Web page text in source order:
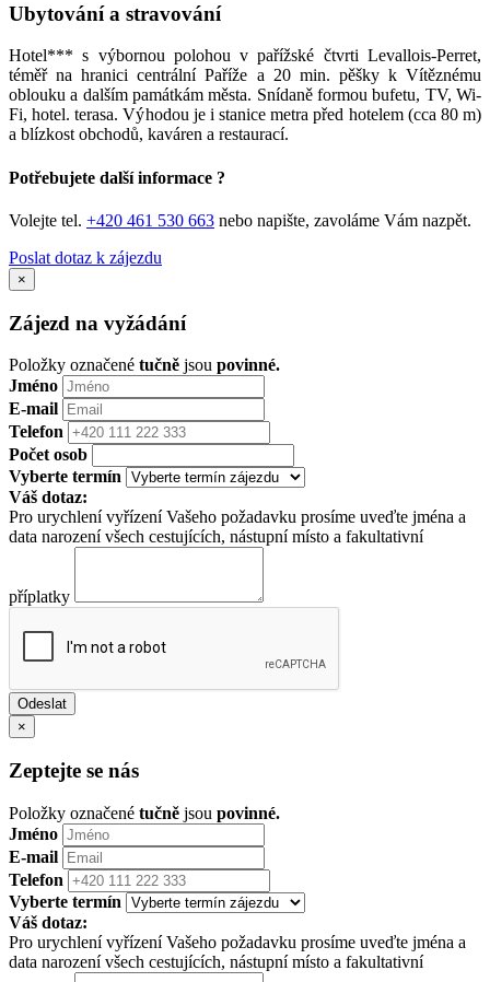
Ubytování a stravování
Hotel*** s výbornou polohou v pařížské čtvrti Levallois-Perret,
téměř na hranici centrální Paříže a 20 min. pěšky k Vítěznému
oblouku a dalším památkám města. Snídaně formou bufetu, TV, Wi-
Fi, hotel. terasa. Výhodou je i stanice metra před hotelem (cca 80 m)
a blízkost obchodů, kaváren a restaurací.
Potřebujete další informace ?
Volejte tel. +420 461 530 663 nebo napište, zavoláme Vám nazpět.
Poslat dotaz k zájezdu
×
Zájezd na vyžádání
Položky označené tučně jsou povinné.
Jméno
E-mail
Telefon
Počet osob
Vyberte termín
Váš dotaz:
Pro urychlení vyřízení Vašeho požadavku prosíme uveďte jména a
data narození všech cestujících, nástupní místo a fakultativní
příplatky
×
Zeptejte se nás
Položky označené tučně jsou povinné.
Jméno
E-mail
Telefon
Vyberte termín
Váš dotaz:
Pro urychlení vyřízení Vašeho požadavku prosíme uveďte jména a
data narození všech cestujících, nástupní místo a fakultativní